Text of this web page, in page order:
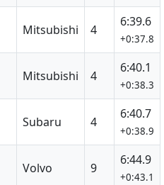
Mitsubishi 4
6:39.6
+0:37.8
Mitsubishi 4
6:40.1
+0:38.3
Subaru 4
6:40.7
+0:38.9
Volvo 9
6:44.9
+0:43.1